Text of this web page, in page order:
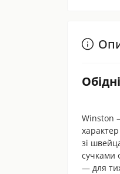
Winston
зі
сучками
— для